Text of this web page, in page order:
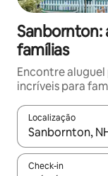
Sanbornton:
famílias
Encontre
incríveis para
Localização
Quando os
Check-in